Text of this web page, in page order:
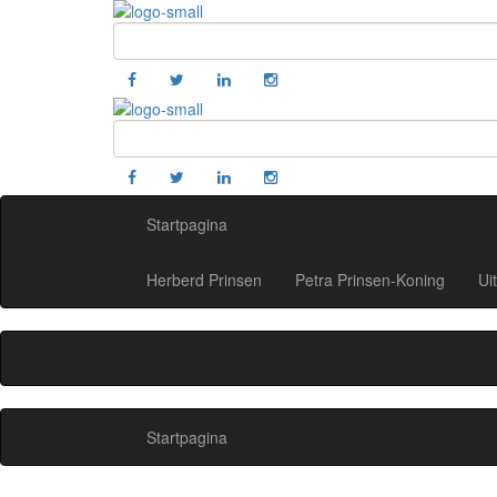
Startpagina
Herberd Prinsen Petra Prinsen-Koning
Startpagina